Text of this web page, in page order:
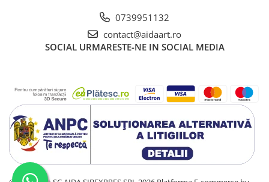
0739951132
contact@aidaart.ro
SOCIAL URMARESTE-NE IN SOCIAL MEDIA